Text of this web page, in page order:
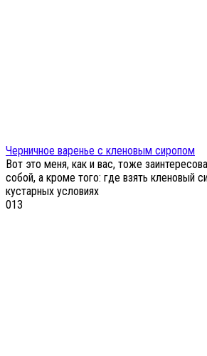
Черничное варенье с кленовым сиропом
Вот это меня, как и вас, тоже
собой, а кроме того: где взять кленовый
кустарных условиях
013